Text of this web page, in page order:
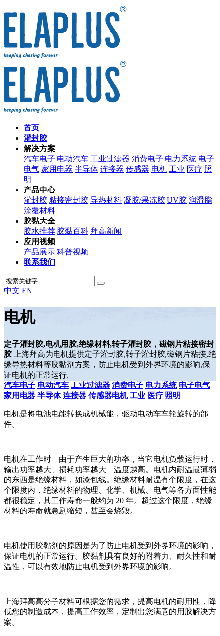
首页
灌封胶
解决方案
汽车电子 电动汽车 工业过滤器 消费电子 电力系统 电子
电气 家用电器 半导体 连接器 传感器 电机 工业 医疗 照
明
产品中心
灌封胶 粘接密封胶 导热材料 凝胶/果冻胶 UV胶 润滑脂
涂覆材料
胶黏大全
胶水推荐 胶黏百科 拜高新闻
应用视频
产品展示 科普视频
联系我们
中文 EN
电机
定子灌封胶,电机用胶,绝缘材料,转子灌封胶，磁钢片粘接密封
胶
上海拜高为电机提供定子灌封胶,转子灌封胶,磁钢片粘接,绝
缘导热材料等胶黏剂方案，防止电机受到外界环境的影响,保
证电机的正常运行.
汽车电子 电动汽车 工业过滤器 消费电子 电力系统 电子电气
家用电器 半导体 连接器 传感器电机 工业 医疗 照明
电机是将电池电能转换成机械能，驱动电动车车轮旋转的部
件。
电机在工作时，由于产生巨大的功率，当它电机负载运行时，
输出功率越大、损耗功率越大，温度越高。电机内耐温最薄弱
的东西是绝缘材料，如漆包线。绝缘材料耐温有个限度，在这
个限度内，绝缘材料的物理、化学、机械、电气等各方面性能
都很稳定，其工作寿命一般约为 20 年。超过这个限度，绝缘
材料的寿命就急剧缩短，甚至会烧毁。
电机使用胶黏剂的原因是为了防止电机受到外界环境的影响，
保证电机的正常运行。胶黏剂具有良好的附着力、耐久性和耐
温性，可以有效地防止电机受到外界环境的影响。
上海拜高高分子材料可根据您的需求，提高电机的耐用性，降
低您的制造成本，提高工作效率，定制出您满意的用胶解决方
案。